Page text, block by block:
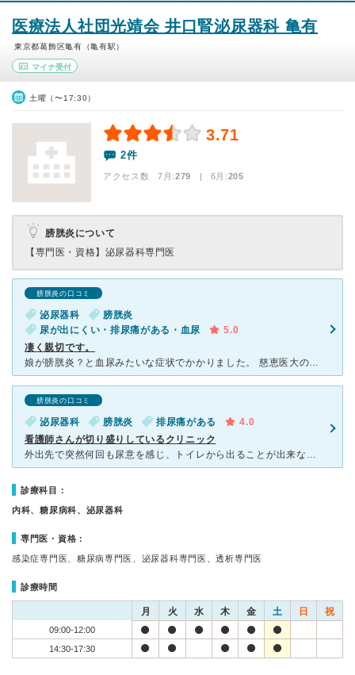
医療法人社団光靖会 井口腎泌尿器科 亀有
東京都葛飾区亀有（亀有駅）
マイナ受付
土曜（〜17:30）
3.71
2件
アクセス数 7月:279 | 6月:205
膀胱炎について
【専門医・資格】 泌尿器科専門医
膀胱炎の口コミ
泌尿器科
膀胱炎
尿が出にくい・排尿痛がある・血尿
5.0
凄く親切です。
娘が膀胱炎？と血尿みたいな症状でかかりました。 慈恵医大の先生が数名きています。 看護師さんも？服が慈恵のみたいな気がします。 娘が不安そうな顔してたからなのか凄く親切で先生もいい人で雑談で緊張
膀胱炎の口コミ
泌尿器科 膀胱炎 排尿痛がある
4.0
看護師さんが切り盛りしているクリニック
外出先で突然何回も尿意を感じ、トイレから出ることが出来なくなりました。そのうちにピンクの血尿が出始めて排尿痛も感じるようになりました。まだ春先で寒かったですが背中と額から嫌な汗が出始めて、下着が汗でび
診療科目：
内科、糖尿病科、泌尿器科
専門医・資格：
感染症専門医、糖尿病専門医、泌尿器科専門医、透析専門医
診療時間
月 火 水 木 金 土 日 祝
09:00-12:00
14:30-17:30